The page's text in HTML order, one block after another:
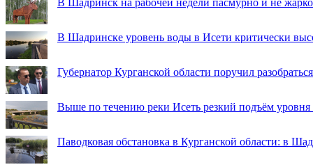
В Шадринске уровень воды в Исети критически
Губернатор Курганской области поручил
Выше по течению реки Исеть резкий подъём
Паводковая обстановка в Курганской области: в